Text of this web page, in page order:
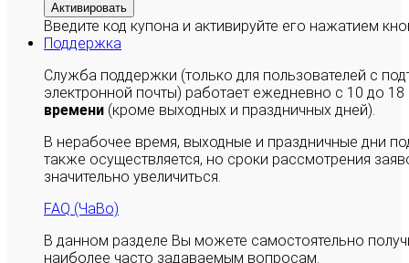
Активировать
Введите код купона и активируйте его нажатием
Поддержка
Служба поддержки (только для пользователей с
электронной почты) работает ежедневно с 10 до
времени (кроме выходных и праздничных дней).
В нерабочее время, выходные и праздничные дни
также осуществляется, но сроки рассмотрения
значительно увеличиться.
FAQ (ЧаВо)
В данном разделе Вы можете самостоятельно
наиболее часто задаваемым вопросам.